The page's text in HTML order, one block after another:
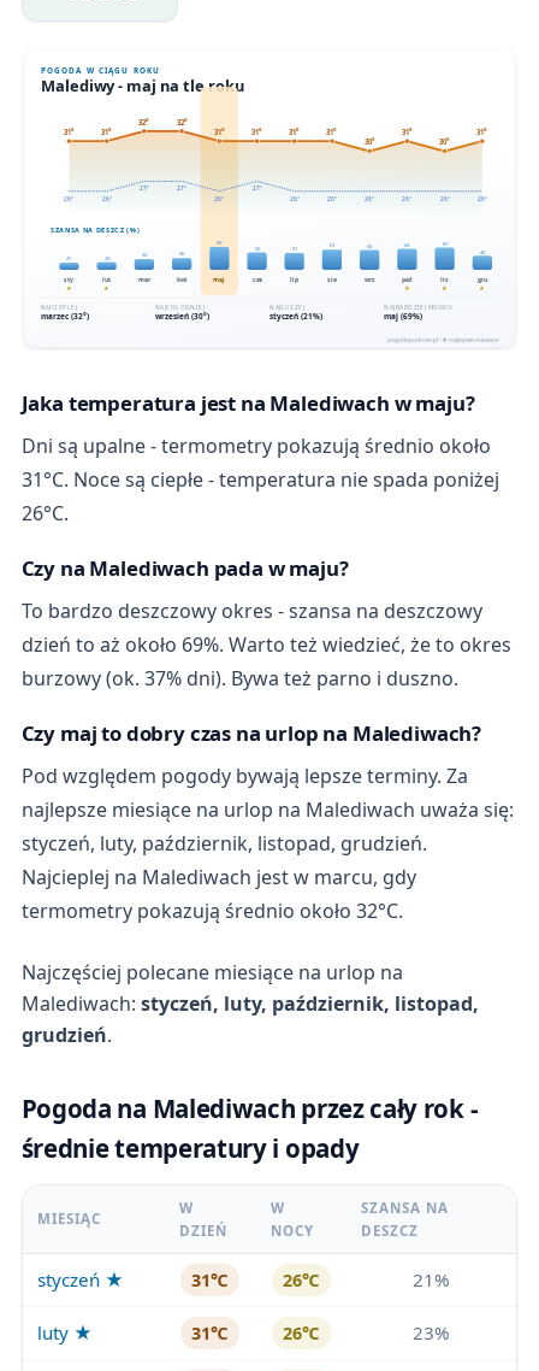
Jaka temperatura jest na Malediwach w maju?
Dni są upalne - termometry pokazują średnio około
31°C. Noce są ciepłe - temperatura nie spada poniżej
26°C.
Czy na Malediwach pada w maju?
To bardzo deszczowy okres - szansa na deszczowy
dzień to aż około 69%. Warto też wiedzieć, że to okres
burzowy (ok. 37% dni). Bywa też parno i duszno.
Czy maj to dobry czas na urlop na Malediwach?
Pod względem pogody bywają lepsze terminy. Za
najlepsze miesiące na urlop na Malediwach uważa się:
styczeń, luty, październik, listopad, grudzień.
Najcieplej na Malediwach jest w marcu, gdy
termometry pokazują średnio około 32°C.
Najczęściej polecane miesiące na urlop na
Malediwach: styczeń, luty, październik, listopad,
grudzień.
Pogoda na Malediwach przez cały rok -
średnie temperatury i opady
MIESIĄC
W
DZIEŃ
W
NOCY
SZANSA NA
DESZCZ
styczeń ★ 31℃ 26℃ 21%
luty ★ 31℃ 26℃ 23%